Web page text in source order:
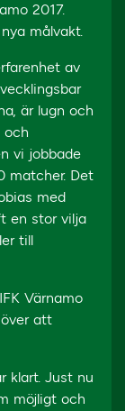
2017.
målvakt.
av
är lugn och
och
vi jobbade
matcher. Det
med
en stor vilja
till
Värnamo
att
klart. Just nu
möjligt och